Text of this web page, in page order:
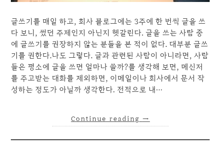
글쓰기를 매일 하고, 회사 블로그에는 3주에 한 번씩 글을 쓰
다 보니, 썼던 주제인지 아닌지 헷갈린다. 글을 쓰는 사람 중
에 글쓰기를 권장하지 않는 분들을 본 적이 없다. 대부분 글쓰
기를 권한다.나도 그렇다. 글과 관련된 사람이 아니라면, 사람
들은 평소에 글을 쓰면 얼마나 쓸까?를 생각해 보면, 메신저
를 주고받는 대화를 제외하면, 이메일이나 회사에서 문서 작
성하는 정도가 아닐까 생각한다. 전적으로 내…
Continue reading →